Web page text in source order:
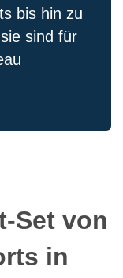
bis hin zu
sind für
Set von
in